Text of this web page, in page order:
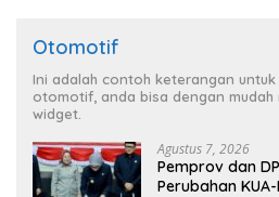
Otomotif
Ini adalah contoh keterangan
otomotif, anda bisa dengan mudah
widget.
Agustus 7, 2026
Pemprov dan
Perubahan KUA-